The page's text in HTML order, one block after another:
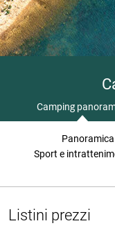
Camping
Panoramica
Sport e
Listini prezzi